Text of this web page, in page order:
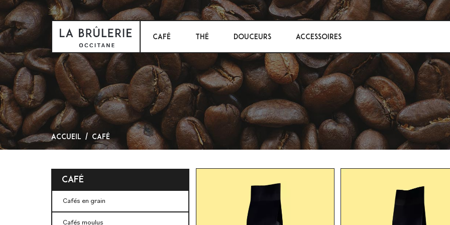
CAFÉ THÉ DOUCEURS ACCESSOIRES
Accueil Café
Café
Cafés en grain
Cafés moulus